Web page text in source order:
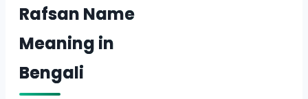
Rafsan Name
Meaning in
Bengali